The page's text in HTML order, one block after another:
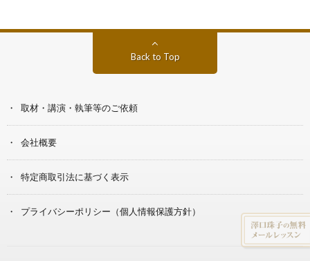
Back to Top
取材・講演・執筆等のご依頼
会社概要
特定商取引法に基づく表示
プライバシーポリシー（個人情報保護方針）